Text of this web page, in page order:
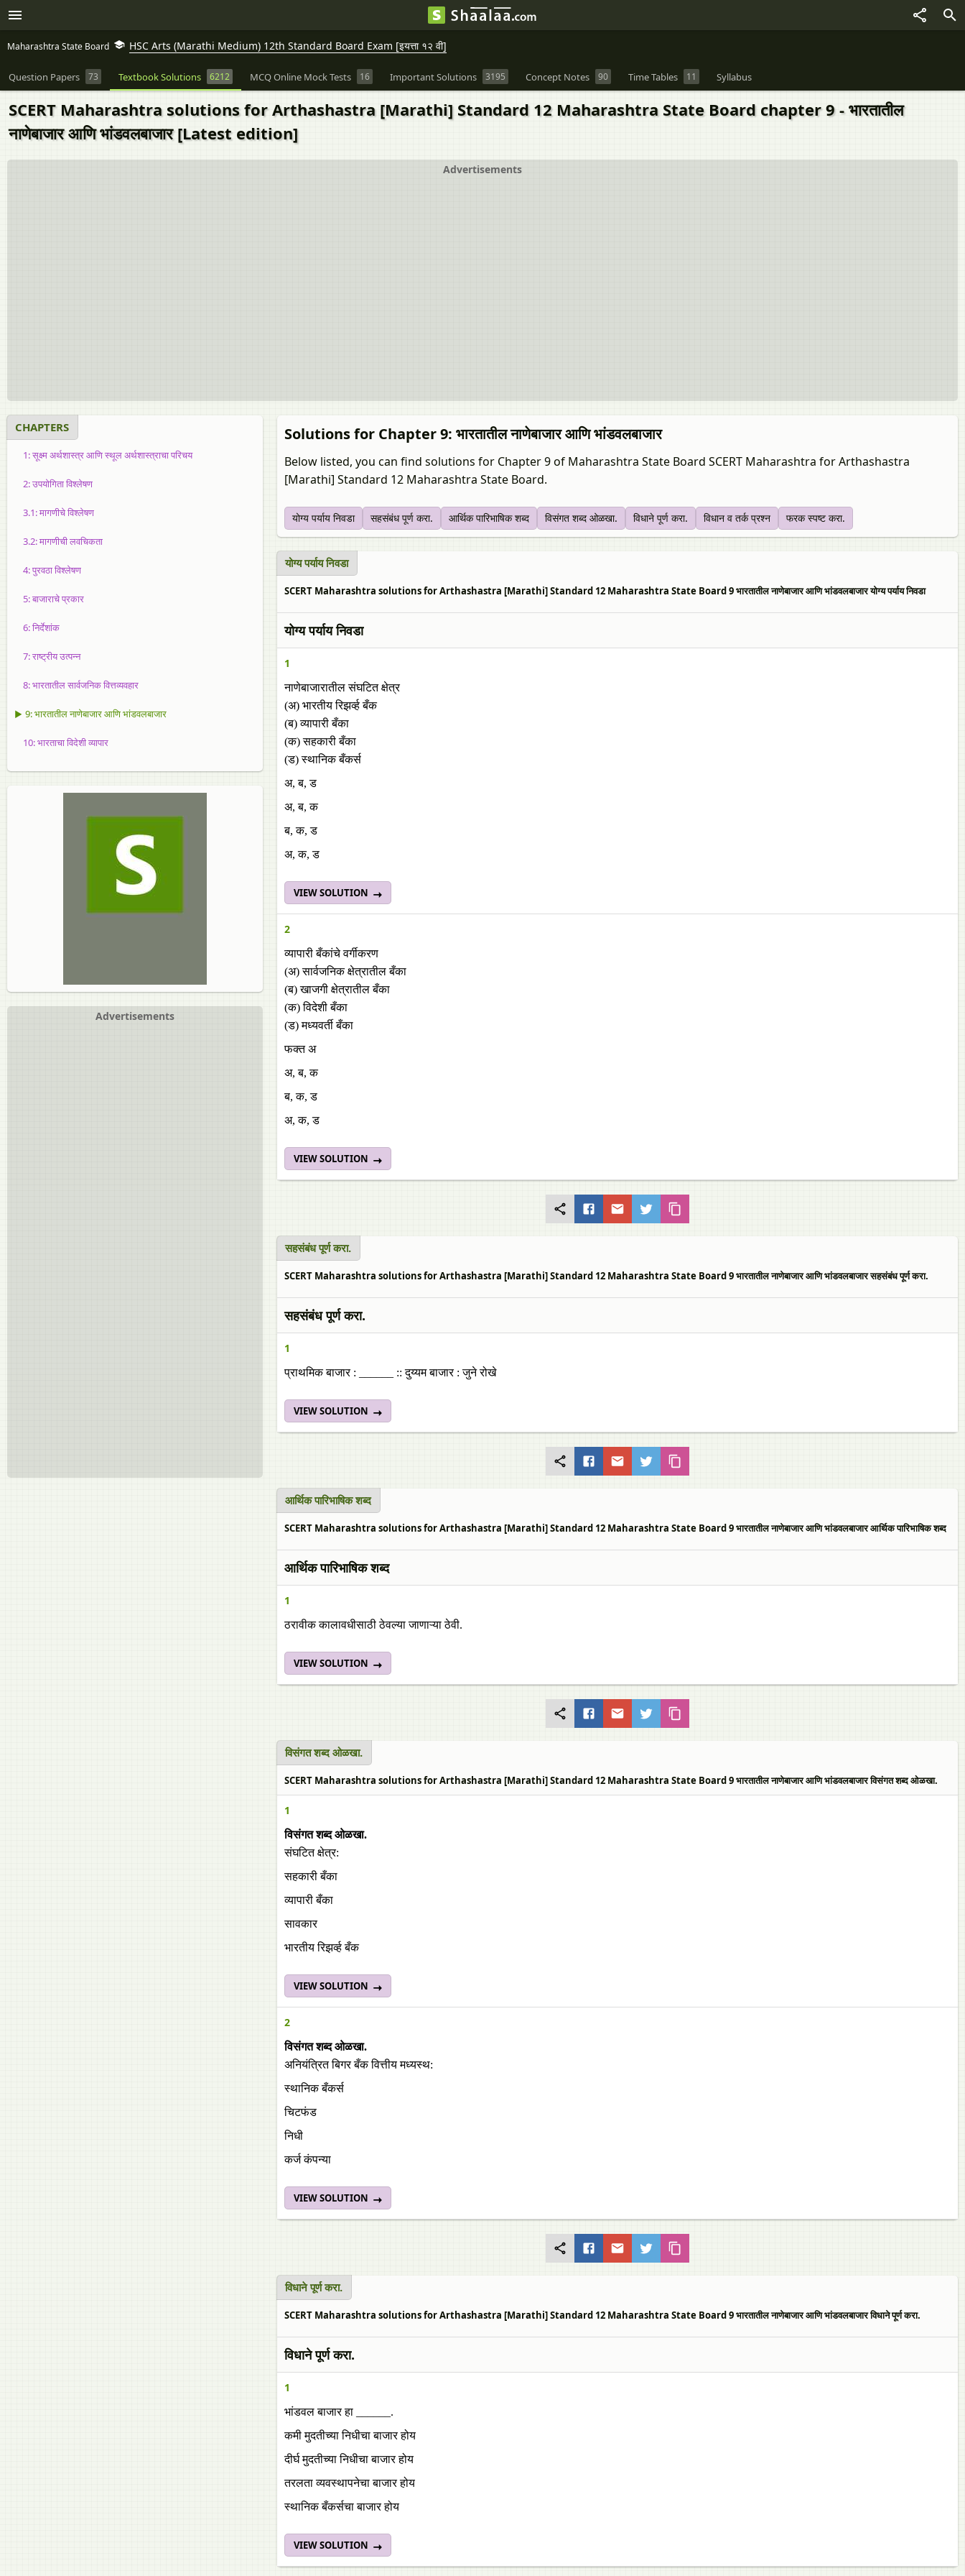
Maharashtra State Board HSC Arts (Marathi Medium) 12th Standard Board Exam [इयत्ता १२ वी]
Question Papers 73 Textbook Solutions 6212 MCQ Online Mock Tests 16 Important Solutions 3195 Concept Notes 90 Time Tables 11 Syllabus
SCERT Maharashtra solutions for Arthashastra [Marathi] Standard 12 Maharashtra State Board chapter 9 - भारतातील
नाणेबाजार आणि भांडवलबाजार [Latest edition]
Advertisements
CHAPTERS
1: सूक्ष्म अर्थशास्त्र आणि स्थूल अर्थशास्त्राचा परिचय
2: उपयोगिता विश्लेषण
3.1: मागणीचे विश्लेषण
3.2: मागणीची लवचिकता
4: पुरवठा विश्लेषण
5: बाजाराचे प्रकार
6: निर्देशांक
7: राष्ट्रीय उत्पन्न
8: भारतातील सार्वजनिक वित्तव्यवहार
▶ 9: भारतातील नाणेबाजार आणि भांडवलबाजार
10: भारताचा विदेशी व्यापार
Advertisements
Solutions for Chapter 9: भारतातील नाणेबाजार आणि भांडवलबाजार
Below listed, you can find solutions for Chapter 9 of Maharashtra State Board SCERT Maharashtra for Arthashastra
[Marathi] Standard 12 Maharashtra State Board.
योग्य पर्याय निवडा सहसंबंध पूर्ण करा. आर्थिक पारिभाषिक शब्द विसंगत शब्द ओळखा. विधाने पूर्ण करा. विधान व तर्क प्रश्न फरक स्पष्ट करा.
योग्य पर्याय निवडा
SCERT Maharashtra solutions for Arthashastra [Marathi] Standard 12 Maharashtra State Board 9 भारतातील नाणेबाजार आणि भांडवलबाजार योग्य पर्याय निवडा
योग्य पर्याय निवडा
1
नाणेबाजारातील संघटित क्षेत्र
(अ) भारतीय रिझर्व्ह बँक
(ब) व्यापारी बँका
(क) सहकारी बँका
(ड) स्थानिक बँकर्स
अ, ब, ड
अ, ब, क
ब, क, ड
अ, क, ड
VIEW SOLUTION
2
व्यापारी बँकांचे वर्गीकरण
(अ) सार्वजनिक क्षेत्रातील बँका
(ब) खाजगी क्षेत्रातील बँका
(क) विदेशी बँका
(ड) मध्यवर्ती बँका
फक्त अ
अ, ब, क
ब, क, ड
अ, क, ड
VIEW SOLUTION
सहसंबंध पूर्ण करा.
SCERT Maharashtra solutions for Arthashastra [Marathi] Standard 12 Maharashtra State Board 9 भारतातील नाणेबाजार आणि भांडवलबाजार सहसंबंध पूर्ण करा.
सहसंबंध पूर्ण करा.
1
प्राथमिक बाजार : ______ :: दुय्यम बाजार : जुने रोखे
VIEW SOLUTION
आर्थिक पारिभाषिक शब्द
SCERT Maharashtra solutions for Arthashastra [Marathi] Standard 12 Maharashtra State Board 9 भारतातील नाणेबाजार आणि भांडवलबाजार आर्थिक पारिभाषिक शब्द
आर्थिक पारिभाषिक शब्द
1
ठरावीक कालावधीसाठी ठेवल्या जाणाऱ्या ठेवी.
VIEW SOLUTION
विसंगत शब्द ओळखा.
SCERT Maharashtra solutions for Arthashastra [Marathi] Standard 12 Maharashtra State Board 9 भारतातील नाणेबाजार आणि भांडवलबाजार विसंगत शब्द ओळखा.
1
विसंगत शब्द ओळखा.
संघटित क्षेत्र:
सहकारी बँका
व्यापारी बँका
सावकार
भारतीय रिझर्व्ह बँक
VIEW SOLUTION
2
विसंगत शब्द ओळखा.
अनियंत्रित बिगर बँक वित्तीय मध्यस्थ:
स्थानिक बँकर्स
चिटफंड
निधी
कर्ज कंपन्या
VIEW SOLUTION
विधाने पूर्ण करा.
SCERT Maharashtra solutions for Arthashastra [Marathi] Standard 12 Maharashtra State Board 9 भारतातील नाणेबाजार आणि भांडवलबाजार विधाने पूर्ण करा.
विधाने पूर्ण करा.
1
भांडवल बाजार हा ______.
कमी मुदतीच्या निधीचा बाजार होय
दीर्घ मुदतीच्या निधीचा बाजार होय
तरलता व्यवस्थापनेचा बाजार होय
स्थानिक बँकर्सचा बाजार होय
VIEW SOLUTION